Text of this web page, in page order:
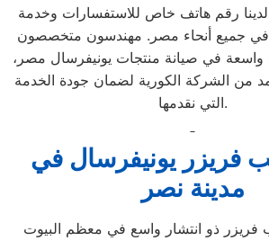
رقم هاتف خاص للاستفسارات وخدمة
في جميع أنحاء مصر. مهندسون متخصصون
واسعة في صيانة منتجات يونيفرسال مصر،
من الشركة الكورية لضمان جودة الخدمة
التي نقدمها.
فريزر يونيفرسال في
مدينة نصر
فريزر ذو انتشار واسع في معظم البيوت